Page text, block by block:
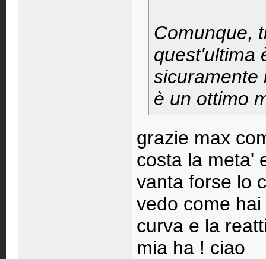
Comunque,
quest'ultima
sicuramente
è un ottimo
grazie max
costa la meta'
vanta forse lo
vedo come
curva e la
mia ha ! ciao